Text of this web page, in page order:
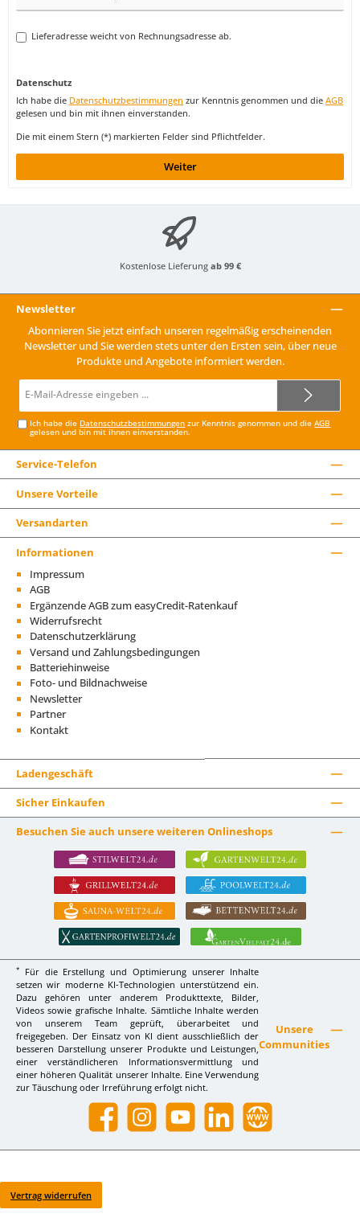
Lieferadresse weicht von Rechnungsadresse ab.
Datenschutz
Ich habe die Datenschutzbestimmungen zur Kenntnis genommen und die AGB
gelesen und bin mit ihnen einverstanden.
Die mit einem Stern (*) markierten Felder sind Pflichtfelder.
Weiter
Kostenlose Lieferung ab 99 €
Newsletter
Abonnieren Sie jetzt einfach unseren regelmäßig erscheinenden
Newsletter und Sie werden stets unter den Ersten sein, über neue
Produkte und Angebote informiert werden.
Mail-
Ich habe die Datenschutzbestimmungen zur Kenntnis genommen und dieAGB
gelesen und bin mit ihnen einverstanden.
Service-Telefon
Unsere Vorteile
Versandarten
Informationen
Impressum
AGB
Ergänzende AGB zum easyCredit-Ratenkauf
Widerrufsrecht
Datenschutzerklärung
Versand und Zahlungsbedingungen
Batteriehinweise
Foto- und Bildnachweise
Newsletter
Partner
Kontakt
Ladengeschäft
Sicher Einkaufen
Besuchen Sie auch unsere weiteren Onlineshops
*
Für die Erstellung und Optimierung unserer Inhalte
setzen wir moderne KI-Technologien unterstützend ein.
Dazu gehören unter anderem Produkttexte, Bilder,
Videos sowie grafische Inhalte. Sämtliche Inhalte werden
von unserem Team geprüft, überarbeitet und
freigegeben. Der Einsatz von KI dient ausschließlich der
besseren Darstellung unserer Produkte und Leistungen,
einer verständlicheren Informationsvermittlung und
einer höheren Qualität unserer Inhalte. Eine Verwendung
zur Täuschung oder Irreführung erfolgt nicht.
Unsere
Communities
Facebook InstagramYouTube LinkedIn Website
Vertrag widerrufen